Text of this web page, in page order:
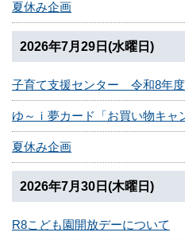
夏休み企画
2026年7月29日(水曜日)
子育て支援センター 令和8年
ゆ～ｉ夢カード「お買い物キャ
夏休み企画
2026年7月30日(木曜日)
R8こども園開放デーについて